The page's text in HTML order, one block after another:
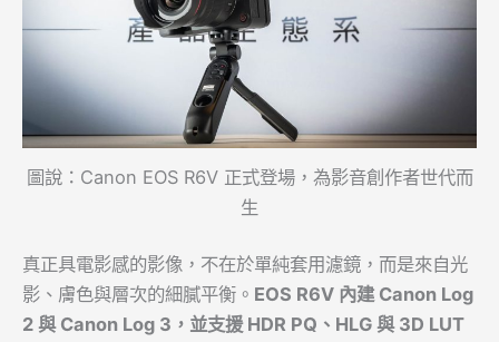
圖說：Canon EOS R6V 正式登場，為影音創作者世代而
生
真正具電影感的影像，不在於單純套用濾鏡，而是來自光
影、膚色與層次的細膩平衡。 EOS R6V 內建Canon Log
2 與Canon Log 3 ，並支援HDR PQ 、 HLG 與3D LUT